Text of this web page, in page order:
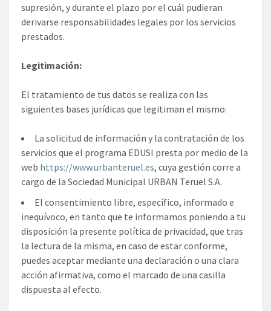
supresión, y durante el plazo por el cuál pudieran
derivarse responsabilidades legales por los servicios
prestados.
Legitimación:
El tratamiento de tus datos se realiza con las
siguientes bases jurídicas que legitiman el mismo:
La solicitud de información y la contratación de los
servicios que el programa EDUSI presta por medio de la
web https://www.urbanteruel.es, cuya gestión corre a
cargo de la Sociedad Municipal URBAN Teruel S.A.
El consentimiento libre, específico, informado e
inequívoco, en tanto que te informamos poniendo a tu
disposición la presente política de privacidad, que tras
la lectura de la misma, en caso de estar conforme,
puedes aceptar mediante una declaración o una clara
acción afirmativa, como el marcado de una casilla
dispuesta al efecto.